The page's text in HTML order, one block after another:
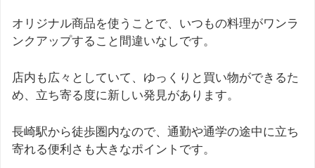
オリジナル商品を使うことで、いつもの料理がワンラ
ンクアップすること間違いなしです。
店内も広々としていて、ゆっくりと買い物ができるた
め、立ち寄る度に新しい発見があります。
長崎駅から徒歩圏内なので、通勤や通学の途中に立ち
寄れる便利さも大きなポイントです。